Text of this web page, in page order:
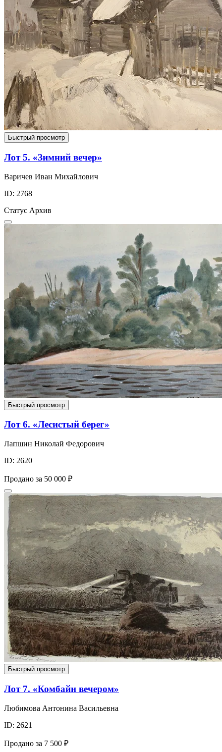
Быстрый просмотр
Лот 5. «Зимний вечер»
Варичев Иван Михайлович
ID: 2768
Статус Архив
Быстрый просмотр
Лот 6. «Лесистый берег»
Лапшин Николай Федорович
ID: 2620
Продано за 50 000 ₽
Быстрый просмотр
Лот 7. «Комбайн вечером»
Любимова Антонина Васильевна
ID: 2621
Продано за 7 500 ₽